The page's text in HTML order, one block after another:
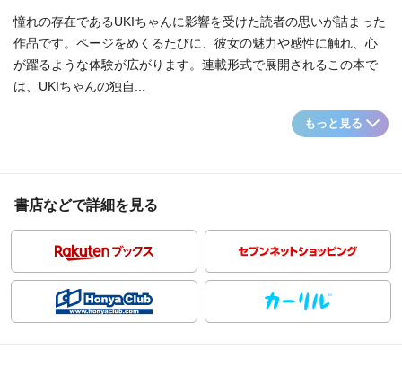
憧れの存在であるUKIちゃんに影響を受けた読者の思いが詰まった
作品です。ページをめくるたびに、彼女の魅力や感性に触れ、心
が躍るような体験が広がります。連載形式で展開されるこの本で
は、UKIちゃんの独自...
もっと見る
書店などで詳細を見る